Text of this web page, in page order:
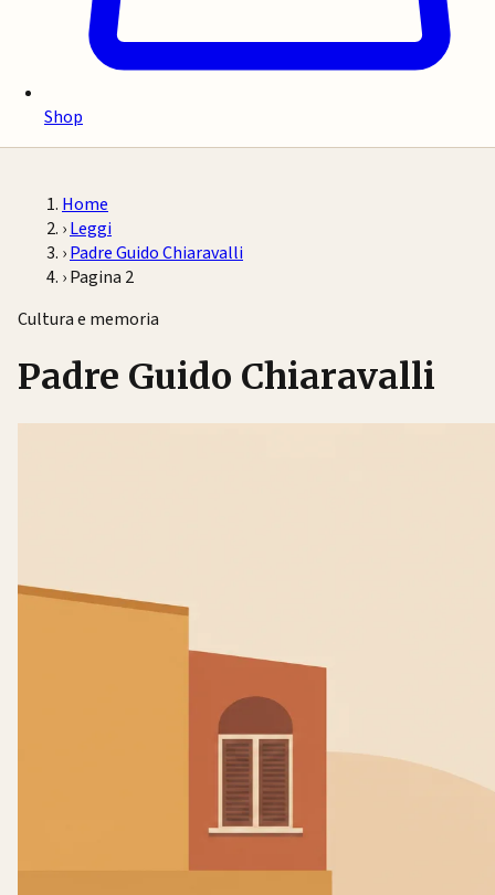
Shop
Home
›Leggi
›Padre Guido Chiaravalli
›Pagina 2
Cultura e memoria
Padre Guido Chiaravalli